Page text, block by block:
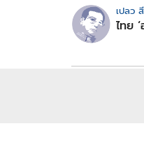
เปลว
ไทย